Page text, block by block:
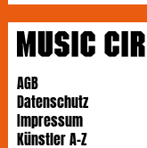
AGB
Datenschutz
Impressum
Künstler A-Z